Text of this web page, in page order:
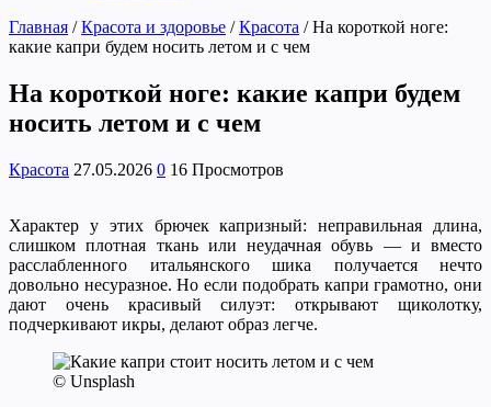
Главная / Красота и здоровье / Красота / На короткой ноге:
какие капри будем носить летом и с чем
На короткой ноге: какие капри будем
носить летом и с чем
Красота 27.05.2026 0 16 Просмотров
Характер у этих брючек капризный: неправильная длина,
слишком плотная ткань или неудачная обувь — и вместо
расслабленного итальянского шика получается нечто
довольно несуразное. Но если подобрать капри грамотно, они
дают очень красивый силуэт: открывают щиколотку,
подчеркивают икры, делают образ легче.
© Unsplash